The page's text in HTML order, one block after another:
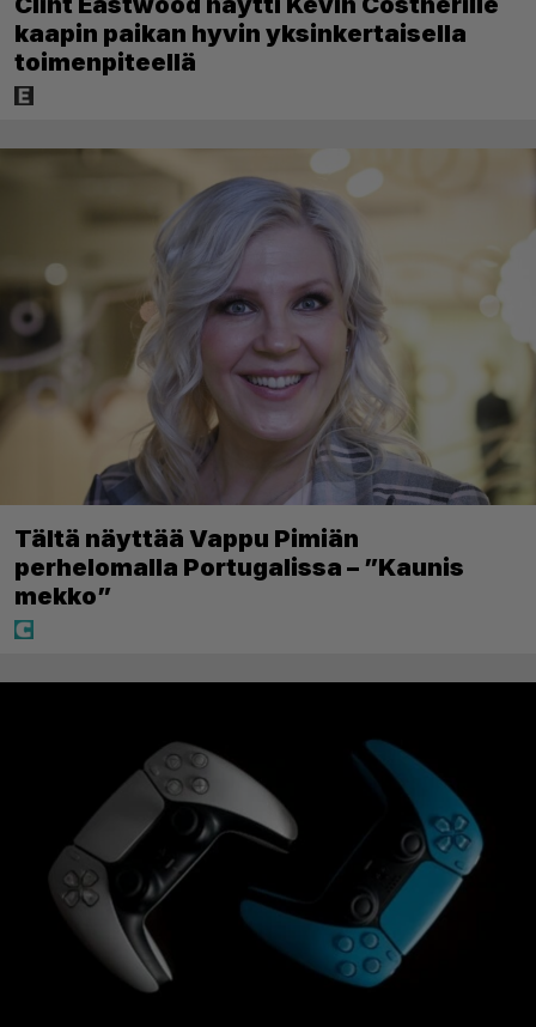
Clint Eastwood näytti Kevin Costnerille
kaapin paikan hyvin yksinkertaisella
toimenpiteellä
Tältä näyttää Vappu Pimiän
perhelomalla Portugalissa – ”Kaunis
mekko”